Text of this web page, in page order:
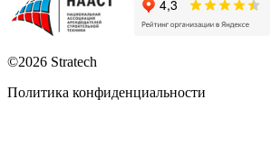
©2026 Stratech
Политика конфиденциальности